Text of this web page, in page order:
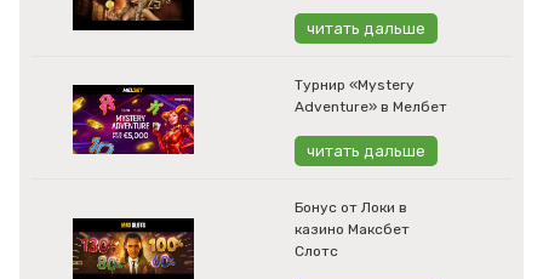
читать дальше
Турнир «Mystery
Adventure» в Мелбет
читать дальше
Бонус от Локи в
казино Максбет
Слотс